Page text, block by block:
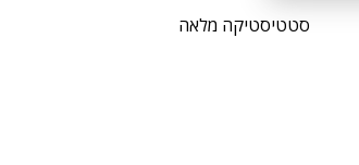
סטטיסטיקה מלאה